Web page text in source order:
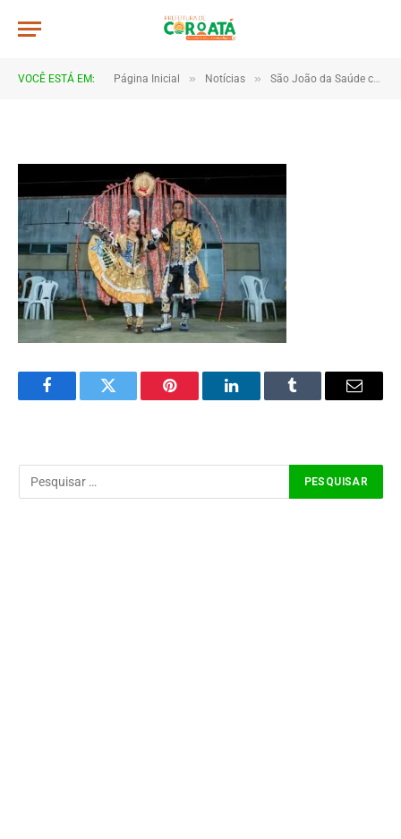
VOCÊ ESTÁ EM: Página Inicial » Notícias » São João da Saúde celebra cultura e integração em Coroatá
IMG_2423
FacebookTwitter Pinterest LinkedInTumblr Email